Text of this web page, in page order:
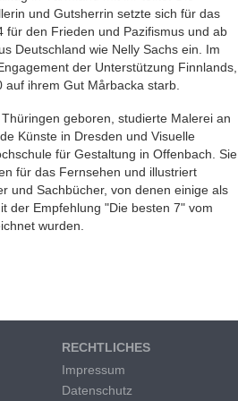
und Gutsherrin setzte sich für das
für den Frieden und Pazifismus und ab
Deutschland wie Nelly Sachs ein. Im
der Unterstützung Finnlands,
ihrem Gut Mårbacka starb.
geboren, studierte Malerei an
Künste in Dresden und Visuelle
für Gestaltung in Offenbach. Sie
für das Fernsehen und illustriert
und Sachbücher, von denen einige als
der Empfehlung "Die besten 7" vom
wurden.
RECHTLICHES
Impressum
Datenschutz